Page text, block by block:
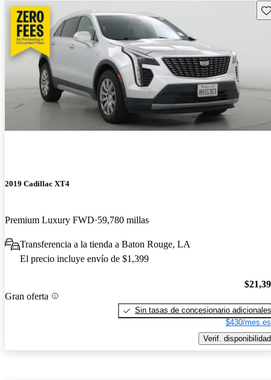
2019 Cadillac XT4
Premium Luxury FWD 59,780 millas
Transferencia a la tienda a Baton Rouge, LA
El precio incluye envío de $1,399
Gran oferta
Sin tasas de concesionario adicionales
$430/mes
Verif. disponibilidad